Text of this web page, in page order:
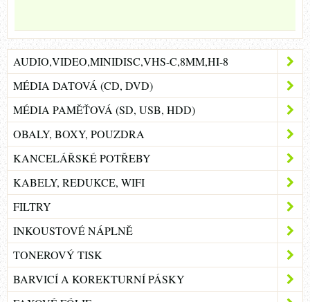
AUDIO,VIDEO,MINIDISC,VHS-C,8MM,HI-8
MÉDIA DATOVÁ (CD, DVD)
MÉDIA PAMĚŤOVÁ (SD, USB, HDD)
OBALY, BOXY, POUZDRA
KANCELÁŘSKÉ POTŘEBY
KABELY, REDUKCE, WIFI
FILTRY
INKOUSTOVÉ NÁPLNĚ
TONEROVÝ TISK
BARVICÍ A KOREKTURNÍ PÁSKY